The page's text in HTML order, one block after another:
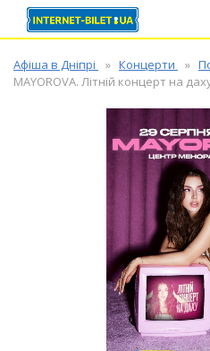
Афіша в Дніпрі Концерти
MAYOROVA. Літній концерт на